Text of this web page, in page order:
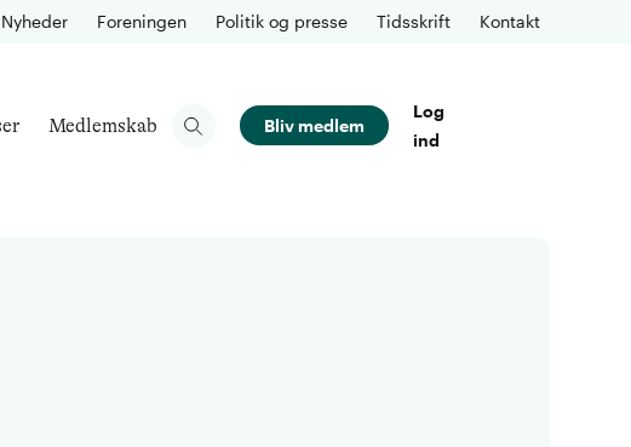
Nyheder Foreningen Politik og presse Tidsskrift Kontakt
Medlemskab Bliv medlem
Log
ind